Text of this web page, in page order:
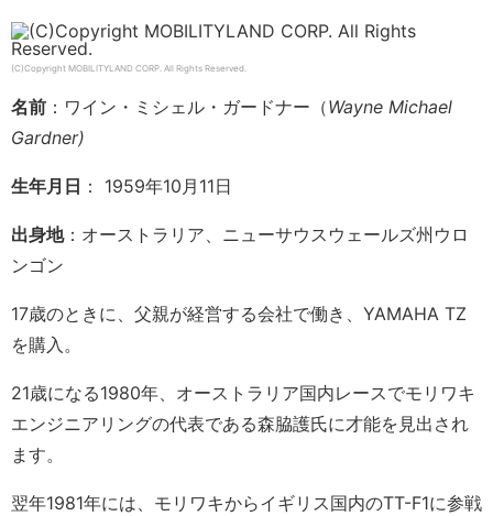
(C)Copyright MOBILITYLAND CORP. All Rights Reserved.
名前 ：ワイン・ミシェル・ガードナー（Wayne Michael
Gardner)
生年月日 ： 1959年10月11日
出身地：オーストラリア、ニューサウスウェールズ州ウロ
ンゴン
17歳のときに、父親が経営する会社で働き、YAMAHA TZ
を購入。
21歳になる1980年、オーストラリア国内レースでモリワキ
エンジニアリングの代表である森脇護氏に才能を見出され
ます。
翌年1981年には、モリワキからイギリス国内のTT-F1に参戦